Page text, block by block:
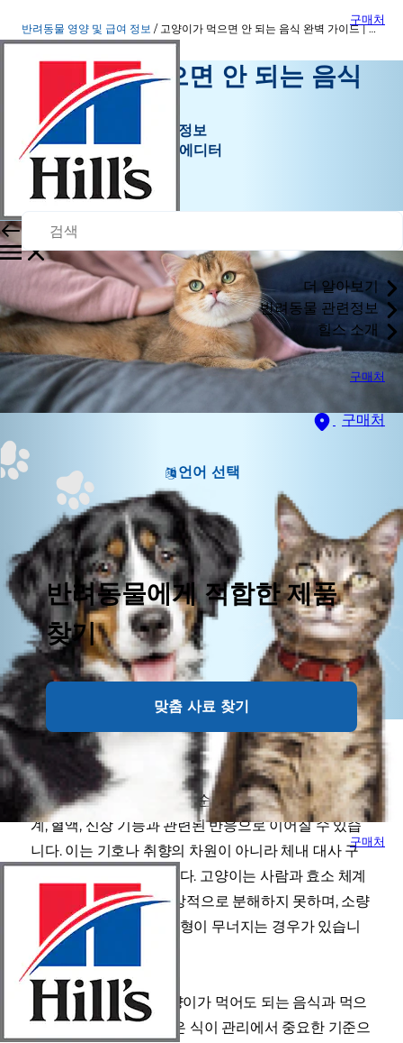
구매처
더 알아보기
반려동물 관련정보
힐스 소개
구매처
구매처
언어 선택
반려동물에게 적합한 제품
찾기
맞춤 사료 찾기
구매처
반려동물 영양 및 급여 정보 고양이가 먹으면 안 되는 음식 완벽 가이드 | 힐스펫
고양이가 먹으면 안 되는 음식
완벽 가이드
반려동물 영양 및 급여 정보
효니 | 반려동물 콘텐츠 에디터
2026년 6월 22일
사람 음식은 고양이에게 단순한 소화 문제를 넘어 신경
계, 혈액, 신장 기능과 관련된 반응으로 이어질 수 있습
니다. 이는 기호나 취향의 차원이 아니라 체내 대사 구
조의 차이에서 비롯됩니다. 고양이는 사람과 효소 체계
가 달라 특정 성분을 정상적으로 분해하지 못하며, 소량
섭취만으로도 생리적 균형이 무너지는 경우가 있습니
다.
이러한 특성 때문에 고양이가 먹어도 되는 음식과 먹으
면 안 되는 음식의 구분은 식이 관리에서 중요한 기준으